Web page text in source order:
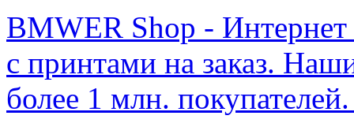
BMWER Shop - Интернет
с принтами на заказ.
более 1 млн.